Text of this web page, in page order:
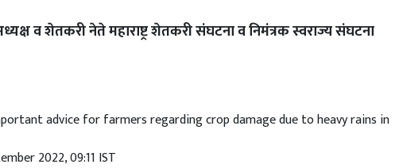
व शेतकरी नेते महाराष्ट्र शेतकरी संघटना व निमंत्रक स्वराज्य संघटना
advice for farmers regarding crop damage due to heavy rains in
2022, 09:11 IST